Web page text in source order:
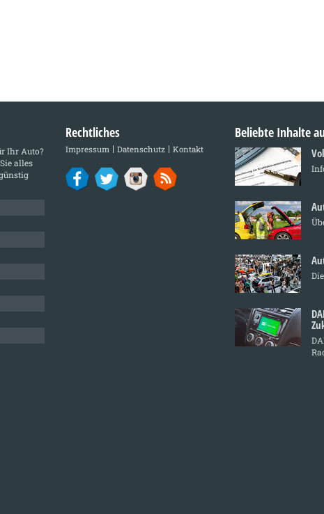
Ihr Auto?
alles
Rechtliches
Impressum Datenschutz Kontakt
Beliebte Inhalte